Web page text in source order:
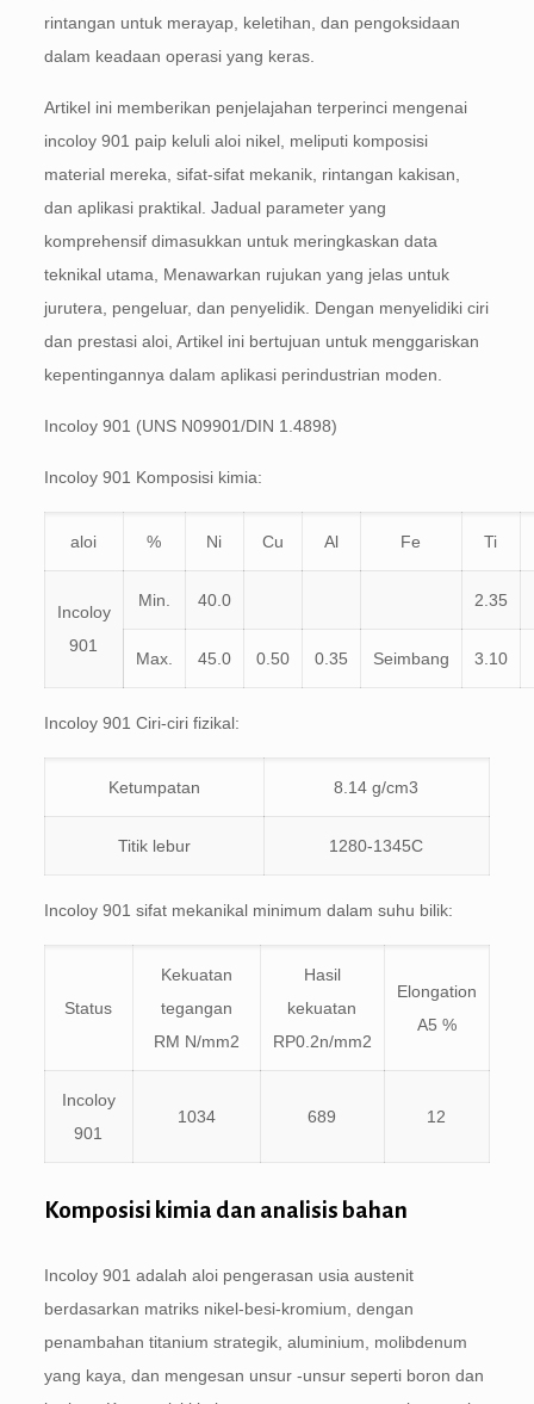
rintangan untuk merayap, keletihan, dan pengoksidaan
dalam keadaan operasi yang keras.
Artikel ini memberikan penjelajahan terperinci mengenai
incoloy 901 paip keluli aloi nikel, meliputi komposisi
material mereka, sifat-sifat mekanik, rintangan kakisan,
dan aplikasi praktikal. Jadual parameter yang
komprehensif dimasukkan untuk meringkaskan data
teknikal utama, Menawarkan rujukan yang jelas untuk
jurutera, pengeluar, dan penyelidik. Dengan menyelidiki ciri
dan prestasi aloi, Artikel ini bertujuan untuk menggariskan
kepentingannya dalam aplikasi perindustrian moden.
Incoloy 901 (UNS N09901/DIN 1.4898)
Incoloy 901 Komposisi kimia:
aloi % Ni Cu Al Fe Ti
Incoloy
901
Min. 40.0 2.35
Max. 45.0 0.50 0.35 Seimbang 3.10
Incoloy 901 Ciri-ciri fizikal:
Ketumpatan 8.14 g/cm3
Titik lebur 1280-1345C
Incoloy 901 sifat mekanikal minimum dalam suhu bilik:
Status
Kekuatan
tegangan
RM N/mm2
Hasil
kekuatan
RP0.2n/mm2
Elongation
A5 %
Incoloy
901
1034 689 12
Komposisi kimia dan analisis bahan
Incoloy 901 adalah aloi pengerasan usia austenit
berdasarkan matriks nikel-besi-kromium, dengan
penambahan titanium strategik, aluminium, molibdenum
yang kaya, dan mengesan unsur -unsur seperti boron dan